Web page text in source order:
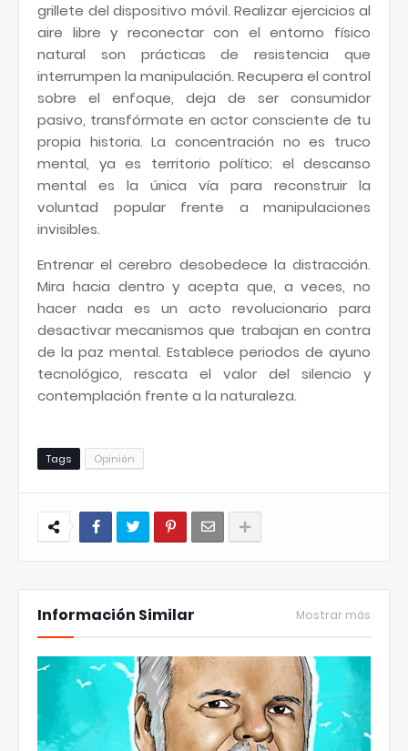
grillete del dispositivo móvil. Realizar ejercicios al
aire libre y reconectar con el entorno físico
natural son prácticas de resistencia que
interrumpen la manipulación. Recupera el control
sobre el enfoque, deja de ser consumidor
pasivo, transfórmate en actor consciente de tu
propia historia. La concentración no es truco
mental, ya es territorio político; el descanso
mental es la única vía para reconstruir la
voluntad popular frente a manipulaciones
invisibles.
Entrenar el cerebro desobedece la distracción.
Mira hacia dentro y acepta que, a veces, no
hacer nada es un acto revolucionario para
desactivar mecanismos que trabajan en contra
de la paz mental. Establece periodos de ayuno
tecnológico, rescata el valor del silencio y
contemplación frente a la naturaleza.
Tags Opinión
Información Similar Mostrar más